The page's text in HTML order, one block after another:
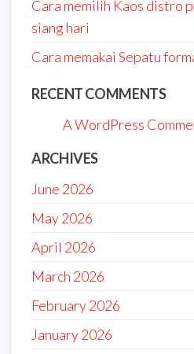
Cara memilih Kaos distro
siang hari
Cara memakai Sepatu
RECENT COMMENTS
A WordPress
ARCHIVES
June 2026
May 2026
April 2026
March 2026
February 2026
January 2026